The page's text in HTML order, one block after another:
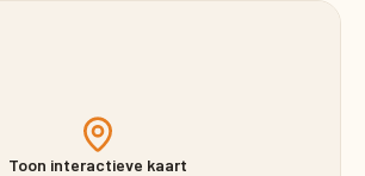
Toon interactieve kaart